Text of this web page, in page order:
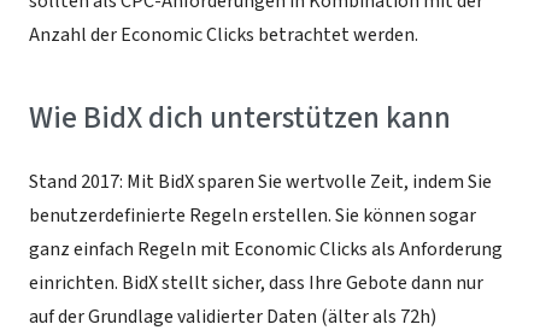
Anzahl der Economic Clicks betrachtet werden.
Wie BidX dich unterstützen kann
Stand 2017: Mit BidX sparen Sie wertvolle Zeit, indem Sie
benutzerdefinierte Regeln erstellen. Sie können sogar
ganz einfach Regeln mit Economic Clicks als Anforderung
einrichten. BidX stellt sicher, dass Ihre Gebote dann nur
auf der Grundlage validierter Daten (älter als 72h)